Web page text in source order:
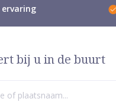
bij u in de buurt